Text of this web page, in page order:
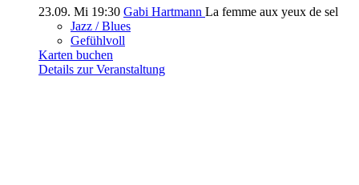
23.09. Mi 19:30 Gabi Hartmann La femme aux yeux de sel
Jazz / Blues
Gefühlvoll
Karten buchen
Details zur Veranstaltung